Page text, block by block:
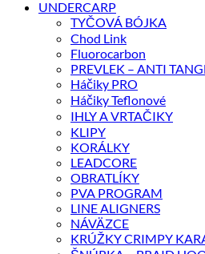
UNDERCARP
TYČOVÁ BÓJKA
Chod Link
Fluorocarbon
PREVLEK – ANTI
Háčiky PRO
Háčiky Teflonové
IHLY A VRTAČIKY
KLIPY
KORÁLKY
LEADCORE
OBRATLÍKY
PVA PROGRAM
LINE ALIGNERS
NÁVÄZCE
KRÚŽKY CRIMPY